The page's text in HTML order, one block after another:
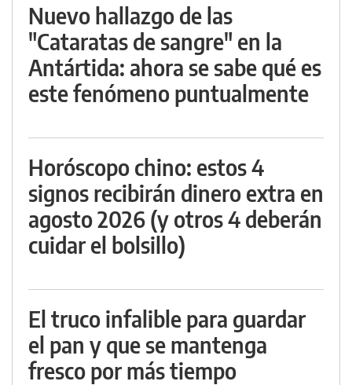
Nuevo hallazgo de las
"Cataratas de sangre" en la
Antártida: ahora se sabe qué es
este fenómeno puntualmente
Horóscopo chino: estos 4
signos recibirán dinero extra en
agosto 2026 (y otros 4 deberán
cuidar el bolsillo)
El truco infalible para guardar
el pan y que se mantenga
fresco por más tiempo